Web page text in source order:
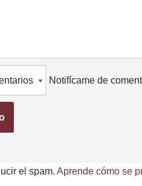
Notifícame de
el spam. Aprende cómo se